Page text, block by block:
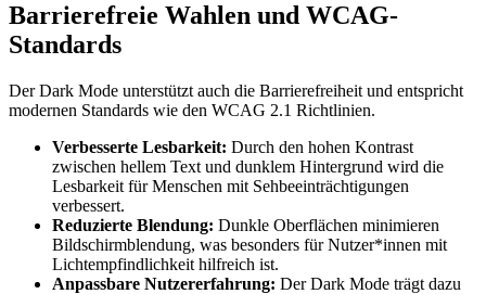
Barrierefreie Wahlen und WCAG-
Standards
Der Dark Mode unterstützt auch die Barrierefreiheit und entspricht
modernen Standards wie den WCAG 2.1 Richtlinien.
Verbesserte Lesbarkeit: Durch den hohen Kontrast
zwischen hellem Text und dunklem Hintergrund wird die
Lesbarkeit für Menschen mit Sehbeeinträchtigungen
verbessert.
Reduzierte Blendung: Dunkle Oberflächen minimieren
Bildschirmblendung, was besonders für Nutzer*innen mit
Lichtempfindlichkeit hilfreich ist.
Anpassbare Nutzererfahrung: Der Dark Mode trägt dazu